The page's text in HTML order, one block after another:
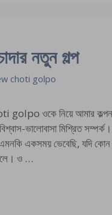
নতুন গল্প
choti golpo
ওকে নিয়ে আমার কল্পনা
ভালোবাসা মিশ্রিত
একসময় ভেবেছি, যদি
ও …